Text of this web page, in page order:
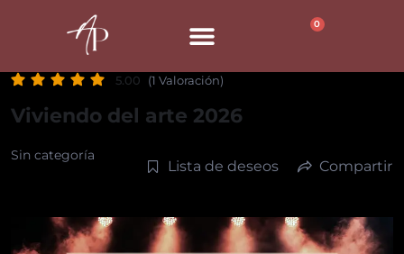
0
5.00 (1 Valoración)
Viviendo del arte 2026
Sin categoría
Lista de deseos Compartir